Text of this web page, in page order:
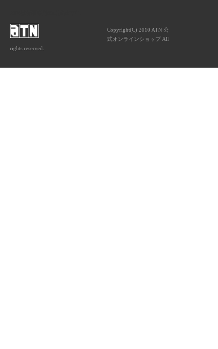
Copyright(C) 2010 ATN 公
式オンラインショップ All
rights reserved.